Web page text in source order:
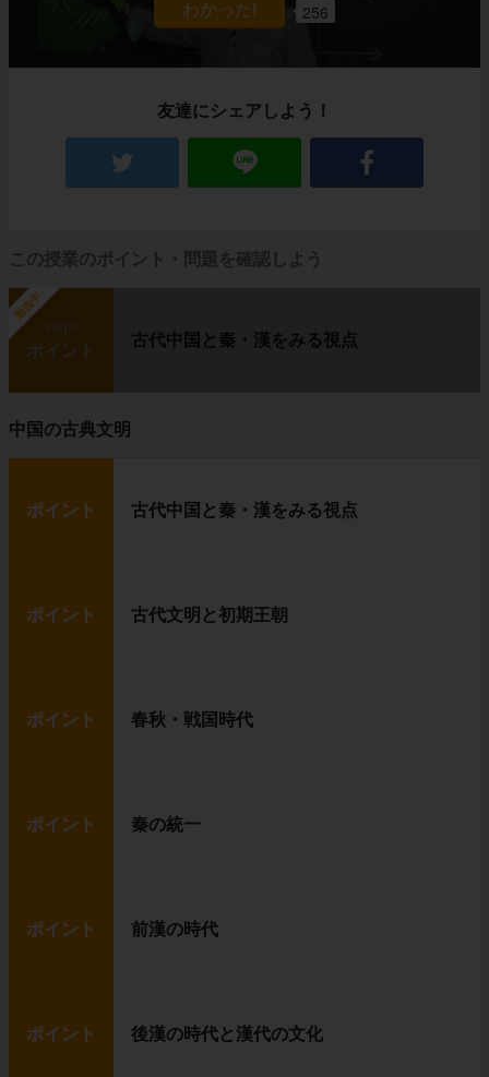
256
友達にシェアしよう！
この授業のポイント・問題を確認しよう
勉強中
ポイント
古代中国と秦・漢をみる視点
中国の古典文明
ポイント 古代中国と秦・漢をみる視点
ポイント 古代文明と初期王朝
ポイント 春秋・戦国時代
ポイント 秦の統一
ポイント 前漢の時代
ポイント 後漢の時代と漢代の文化